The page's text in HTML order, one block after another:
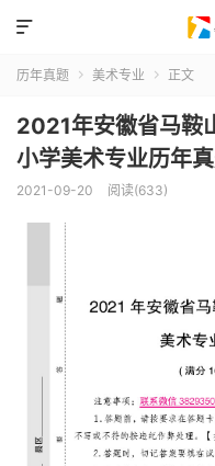

历年真题  美术专业  正文
2021年安徽省马鞍
小学美术专业历年
2021-09-20 阅读(633)